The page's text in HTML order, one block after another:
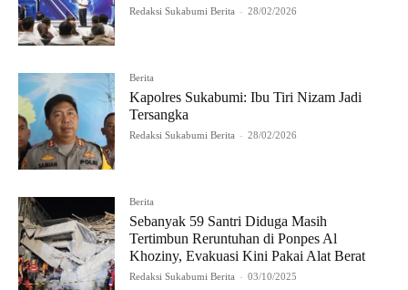
Redaksi Sukabumi Berita - 28/02/2026
Berita
Kapolres Sukabumi: Ibu Tiri Nizam Jadi
Tersangka
Redaksi Sukabumi Berita - 28/02/2026
Berita
Sebanyak 59 Santri Diduga Masih
Tertimbun Reruntuhan di Ponpes Al
Khoziny, Evakuasi Kini Pakai Alat Berat
Redaksi Sukabumi Berita - 03/10/2025